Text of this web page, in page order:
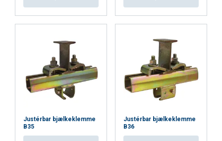
Justérbar bjælkeklemme
B35
Justérbar bjælkeklemme
B36